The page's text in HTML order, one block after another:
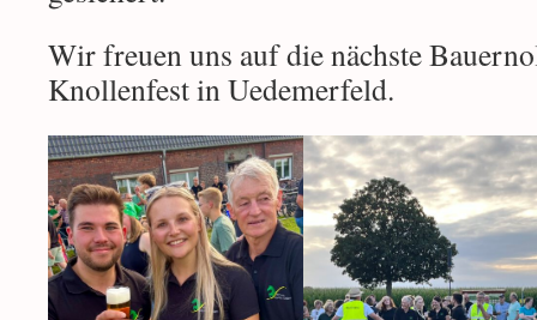
Wir freuen uns auf die nächste
Knollenfest in Uedemerfeld.